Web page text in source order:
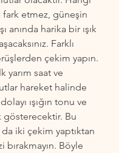
etmez, güneşin
anında harika bir ışık
Farklı
çekim yapın.
yarım saat ve
hareket halinde
ışığın tonu ve
gösterecektir. Bu
iki çekim yaptıktan
bırakmayın. Böyle